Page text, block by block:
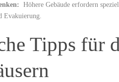
Höhere Gebäude ​erfordern
Evakuierung.
Tipps ‌für